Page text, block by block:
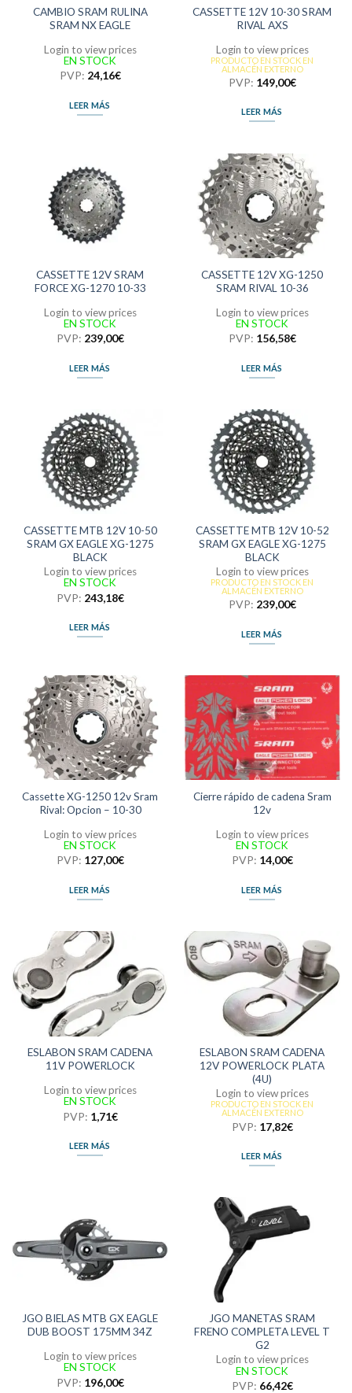
CAMBIO SRAM RULINA
SRAM NX EAGLE
Login to view prices
EN STOCK
PVP: 24,16€
LEER MÁS
CASSETTE 12V 10-30 SRAM
RIVAL AXS
Login to view prices
PRODUCTO EN STOCK EN
ALMACÉN EXTERNO
PVP: 149,00€
LEER MÁS
CASSETTE 12V SRAM
FORCE XG-1270 10-33
Login to view prices
EN STOCK
PVP: 239,00€
LEER MÁS
CASSETTE 12V XG-1250
SRAM RIVAL 10-36
Login to view prices
EN STOCK
PVP: 156,58€
LEER MÁS
CASSETTE MTB 12V 10-50
SRAM GX EAGLE XG-1275
BLACK
Login to view prices
EN STOCK
PVP: 243,18€
LEER MÁS
CASSETTE MTB 12V 10-52
SRAM GX EAGLE XG-1275
BLACK
Login to view prices
PRODUCTO EN STOCK EN
ALMACÉN EXTERNO
PVP: 239,00€
LEER MÁS
Cassette XG-1250 12v Sram
Rival: Opcion – 10-30
Login to view prices
EN STOCK
PVP: 127,00€
LEER MÁS
Cierre rápido de cadena Sram
12v
Login to view prices
EN STOCK
PVP: 14,00€
LEER MÁS
ESLABON SRAM CADENA
11V POWERLOCK
Login to view prices
EN STOCK
PVP: 1,71€
LEER MÁS
ESLABON SRAM CADENA
12V POWERLOCK PLATA
(4U)
Login to view prices
PRODUCTO EN STOCK EN
ALMACÉN EXTERNO
PVP: 17,82€
LEER MÁS
JGO BIELAS MTB GX EAGLE
DUB BOOST 175MM 34Z
Login to view prices
EN STOCK
PVP: 196,00€
JGO MANETAS SRAM
FRENO COMPLETA LEVEL T
G2
Login to view prices
EN STOCK
PVP: 66,42€